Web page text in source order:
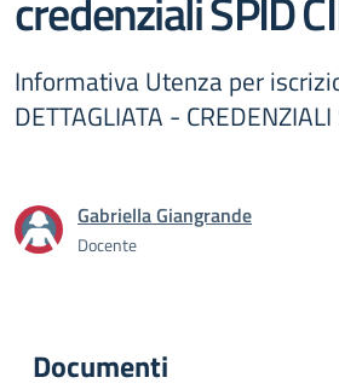
Informativa Utenza per
DETTAGLIATA -
Gabriella Giangrande
Docente
Documenti